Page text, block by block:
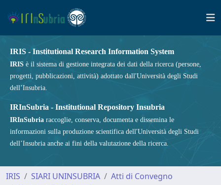
IRIS - Institutional Research Information System
IRIS è il sistema di gestione integrata dei dati della ricerca (persone,
progetti, pubblicazioni, attività) adottato dall'Università degli Studi
dell’Insubria.
IRInSubria - Institutional Repository Insubria
IRInSubria raccoglie, conserva, documenta e dissemina le
informazioni sulla produzione scientifica dell'Università degli Studi
dell’Insubria anche ai fini della valutazione della ricerca.
IRIS SIARI UNINSUBRIA
Atti di Convegno